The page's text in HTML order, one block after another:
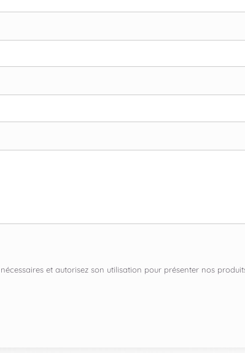
et autorisez son utilisation pour présenter nos